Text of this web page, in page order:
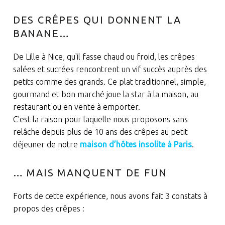
DES CRÊPES QUI DONNENT LA
BANANE…
De Lille à Nice, qu'il fasse chaud ou froid, les crêpes
salées et sucrées rencontrent un vif succès auprès des
petits comme des grands. Ce plat traditionnel, simple,
gourmand et bon marché joue la star à la maison, au
restaurant ou en vente à emporter.
C’est la raison pour laquelle nous proposons sans
relâche depuis plus de 10 ans des crêpes au petit
déjeuner de notre maison d’hôtes insolite à Paris.
… MAIS MANQUENT DE FUN
Forts de cette expérience, nous avons fait 3 constats à
propos des crêpes :